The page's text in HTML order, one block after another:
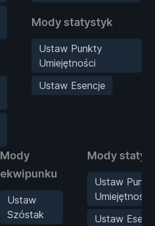
Mody statystyk
Ustaw Punkty
Umiejętności
Ustaw Esencje
Mody
ekwipunku
Ustaw
Szóstak
Mody
Ustaw
Umiejętności
Ustaw